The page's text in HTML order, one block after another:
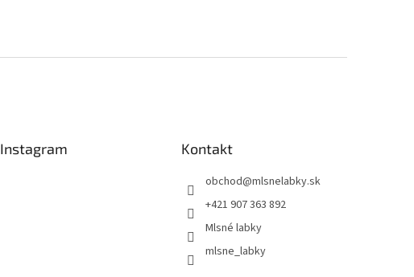
Instagram Kontakt
obchod@mlsnelabky.sk
+421 907 363 892
Mlsné labky
mlsne_labky